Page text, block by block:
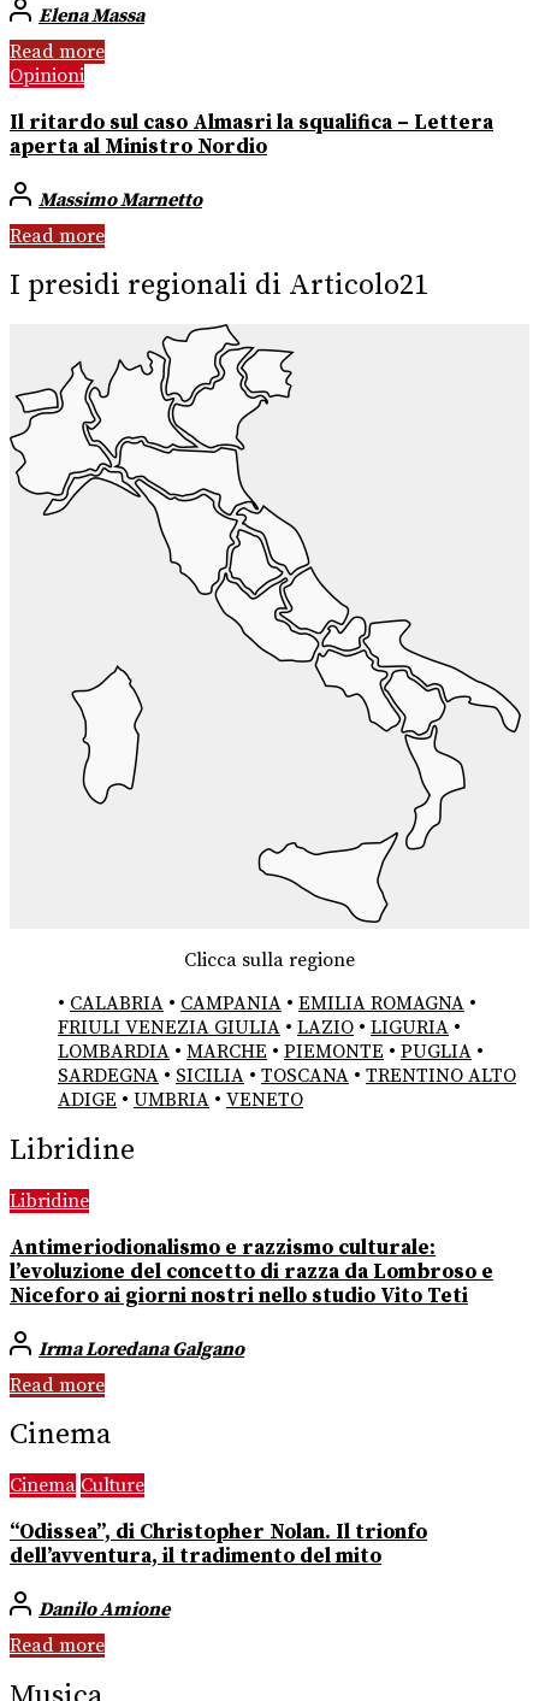
Elena Massa
Read more
Opinioni
Il ritardo sul caso Almasri la squalifica – Lettera
aperta al Ministro Nordio
Massimo Marnetto
Read more
I presidi regionali di Articolo21
Clicca sulla regione
• CALABRIA • CAMPANIA • EMILIA ROMAGNA •
FRIULI VENEZIA GIULIA • LAZIO • LIGURIA •
LOMBARDIA • MARCHE • PIEMONTE • PUGLIA •
SARDEGNA • SICILIA • TOSCANA • TRENTINO ALTO
ADIGE • UMBRIA • VENETO
Libridine
Libridine
Antimeriodionalismo e razzismo culturale:
l’evoluzione del concetto di razza da Lombroso e
Niceforo ai giorni nostri nello studio Vito Teti
Irma Loredana Galgano
Read more
Cinema
Cinema Culture
“Odissea”, di Christopher Nolan. Il trionfo
dell’avventura, il tradimento del mito
Danilo Amione
Read more